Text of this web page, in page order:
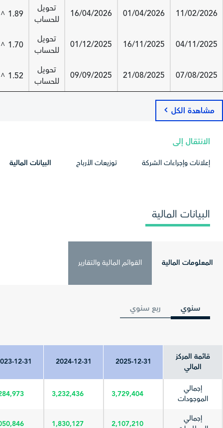
11/02/2026
01/04/2026
16/04/2026
تحويل
للحساب
1.89
^
04/11/2025
16/11/2025
01/12/2025
تحويل
للحساب
1.70
^
07/08/2025
21/08/2025
09/09/2025
تحويل
للحساب
1.52
^
مشاهدة الكل
الانتقال إلى
إعلانات وإجراءات الشركة توزيعات الأرباح البيانات المالية
البيانات المالية
المعلومات المالية القوائم المالية والتقارير
سنوي ربع سنوي
قائمة المركز
المالي
2025-12-31
2024-12-31
12-31
إجمالي
الموجودات
3,729,404
3,232,436
إجمالي
2,107,210
1,830,127